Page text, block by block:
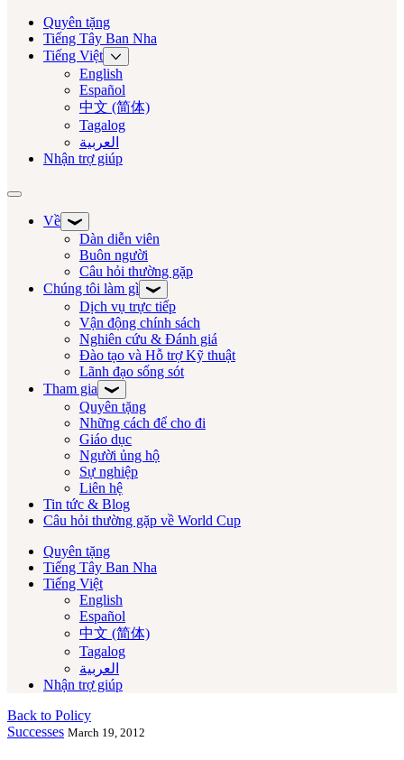
Quyên tặng
Tiếng Tây Ban Nha
Tiếng Việt
English
Español
中文 (简体)
Tagalog
العربية‏
Nhận trợ giúp
Chuyển đổi điều hướng
Về
Dàn diễn viên
Buôn người
Câu hỏi thường gặp
Chúng tôi làm gì
Dịch vụ trực tiếp
Vận động chính sách
Nghiên cứu & Đánh giá
Đào tạo và Hỗ trợ Kỹ thuật
Lãnh đạo sống sót
Tham gia
Quyên tặng
Những cách để cho đi
Giáo dục
Người ủng hộ
Sự nghiệp
Liên hệ
Tin tức & Blog
Câu hỏi thường gặp về World Cup
Quyên tặng
Tiếng Tây Ban Nha
Tiếng Việt
English
Español
中文 (简体)
Tagalog
العربية‏
Nhận trợ giúp
Back to Policy
Successes March 19, 2012